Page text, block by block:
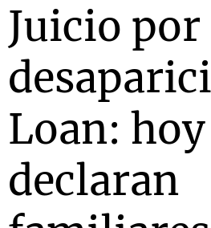
Juicio por
Loan: hoy
declaran